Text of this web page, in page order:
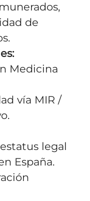
de
Medicina
vía MIR /
legal
España.